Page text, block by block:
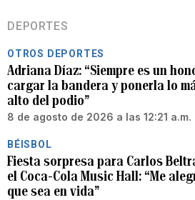
DEPORTES
OTROS DEPORTES
Adriana Díaz: “Siempre es un
cargar la bandera y ponerla lo
alto del podio”
8 de agosto de 2026 a las 12:21 a.m.
BÉISBOL
Fiesta sorpresa para Carlos
el Coca-Cola Music Hall: “Me
que sea en vida”